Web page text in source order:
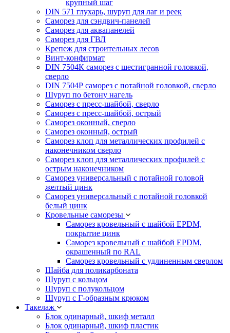
крупный шаг
DIN 571 глухарь, шуруп для лаг и реек
Саморез для сэндвич-панелей
Саморез для аквапанелей
Саморез для ГВЛ
Крепеж для строительных лесов
Винт-конфирмат
DIN 7504К саморез с шестигранной головкой,
сверло
DIN 7504Р саморез с потайной головкой, сверло
Шуруп по бетону нагель
Саморез с пресс-шайбой, сверло
Саморез с пресс-шайбой, острый
Саморез оконный, сверло
Саморез оконный, острый
Саморез клоп для металлических профилей с
наконечником сверло
Саморез клоп для металлических профилей с
острым наконечником
Саморез универсальный с потайной головой
желтый цинк
Саморез универсальный с потайной головкой
белый цинк
Кровельные саморезы
Саморез кровельный с шайбой EPDM,
покрытие цинк
Саморез кровельный с шайбой EPDM,
окрашенный по RAL
Саморез кровельный с удлиненным сверлом
Шайба для поликарбоната
Шуруп с кольцом
Шуруп с полукольцом
Шуруп с Г-образным крюком
Такелаж
Блок одинарный, шкиф металл
Блок одинарный, шкиф пластик